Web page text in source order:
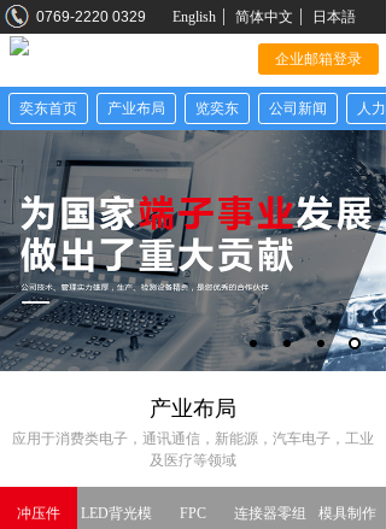
0769-2220 0329 English 简体中文 日本語
企业邮箱登录
奕东首页 产业布局 览奕东 公司新闻 人力
应用于消费类电子，通讯通信，新能源，汽车电子，工业
及医疗等领域
产业布局
冲压件 LED背光模 FPC 连接器零组 模具制作